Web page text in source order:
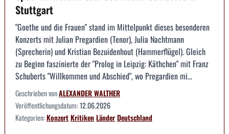
Stuttgart
"Goethe und die Frauen" stand im Mittelpunkt dieses besonderen
Konzerts mit Julian Pregardien (Tenor), Julia Nachtmann
(Sprecherin) und Kristian Bezuidenhout (Hammerflügel). Gleich
zu Beginn faszinierte der "Prolog in Leipzig: Käthchen" mit Franz
Schuberts "Willkommen und Abschied", wo Pregardien mi...
Geschrieben vonALEXANDER WALTHER
Veröffentlichungsdatum:12.06.2026
Kategorien:KonzertKritikenLänderDeutschland